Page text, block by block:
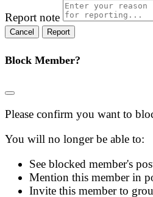
Report note
Report
Block Member?
Please confirm you want to
You will no longer be able to:
See blocked member's
Mention this member in
Invite this member to